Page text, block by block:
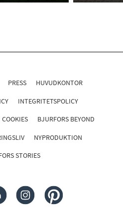
PRESS HUVUDKONTOR
INTEGRITETSPOLICY
COOKIES BJURFORS BEYOND
NYPRODUKTION
STORIES